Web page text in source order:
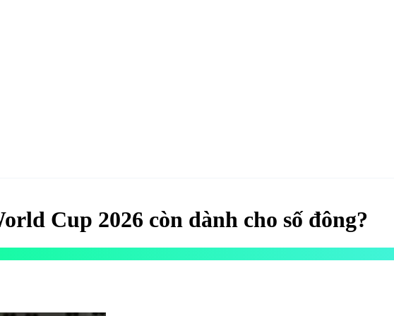
Cup 2026 còn dành cho số đông?